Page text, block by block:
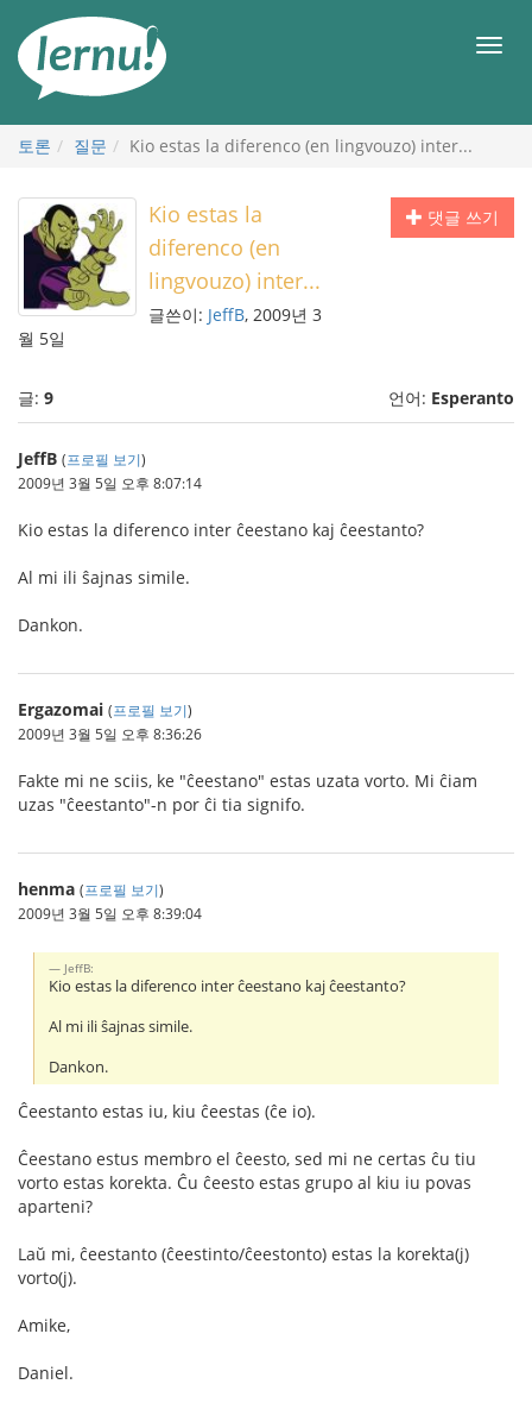
메
토론 질문 Kio estas la diferenco (en lingvouzo) inter...
댓글 쓰기
Kio estas la
diferenco (en
lingvouzo) inter...
글쓴이: JeffB, 2009년 3
월 5일
글: 9 언어: Esperanto
JeffB (프로필 보기)
2009년 3월 5일 오후 8:07:14
Kio estas la diferenco inter ĉeestano kaj ĉeestanto?
Al mi ili ŝajnas simile.
Dankon.
Ergazomai (프로필 보기)
2009년 3월 5일 오후 8:36:26
Fakte mi ne sciis, ke "ĉeestano" estas uzata vorto. Mi ĉiam
uzas "ĉeestanto"-n por ĉi tia signifo.
henma (프로필 보기)
2009년 3월 5일 오후 8:39:04
JeffB:
Kio estas la diferenco inter ĉeestano kaj ĉeestanto?
Al mi ili ŝajnas simile.
Dankon.
Ĉeestanto estas iu, kiu ĉeestas (ĉe io).
Ĉeestano estus membro el ĉeesto, sed mi ne certas ĉu tiu
vorto estas korekta. Ĉu ĉeesto estas grupo al kiu iu povas
aparteni?
Laŭ mi, ĉeestanto (ĉeestinto/ĉeestonto) estas la korekta(j)
vorto(j).
Amike,
Daniel.